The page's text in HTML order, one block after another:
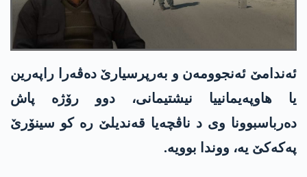
ئه‌ندامێ ئه‌نجوومه‌ن و به‌رپرسیارێ ده‌ڤه‌را راپه‌رین
یا هاوپه‌یمانییا نیشتیمانی، دوو رۆژه‌ پاش
ده‌رباسبوونا وی د ناڤچه‌یا قه‌ندیلێ ره‌ كو سینۆرێ
په‌كه‌كێ یه‌، ووندا بوویه‌.